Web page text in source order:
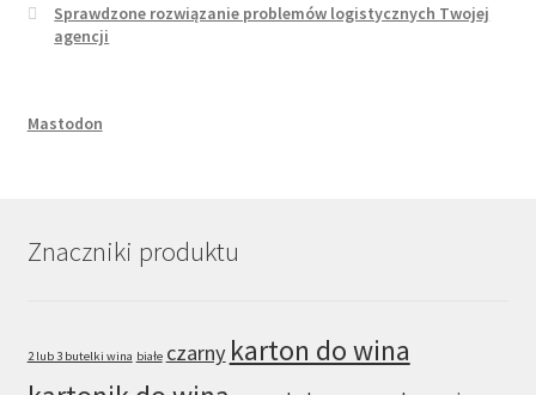
Sprawdzone rozwiązanie problemów logistycznych Twojej
agencji
Mastodon
Znaczniki produktu
2 lub 3 butelki wina białe czarny karton do wina